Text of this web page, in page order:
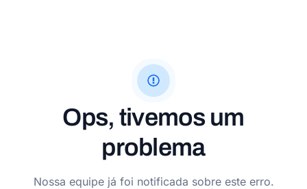
Ops, tivemos um
problema
Nossa equipe já foi notificada sobre este erro.